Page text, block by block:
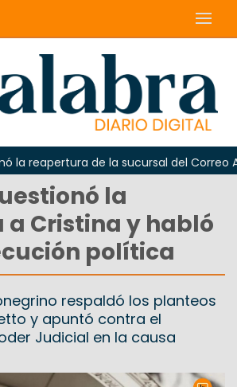
de la sucursal del Correo
la
a Cristina y habló
política
respaldó los planteos
y apuntó contra el
Judicial en la causa